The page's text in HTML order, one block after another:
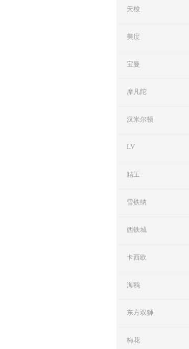
天梭
美度
宝曼
摩凡陀
汉米尔顿
LV
精工
雪铁纳
西铁城
卡西欧
海鸥
东方双狮
梅花